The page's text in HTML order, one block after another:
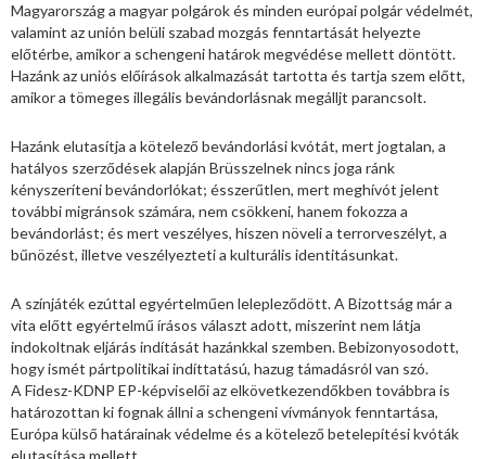
Magyarország a magyar polgárok és minden európai polgár védelmét,
valamint az unión belüli szabad mozgás fenntartását helyezte
előtérbe, amikor a schengeni határok megvédése mellett döntött.
Hazánk az uniós előírások alkalmazását tartotta és tartja szem előtt,
amikor a tömeges illegális bevándorlásnak megálljt parancsolt.
Hazánk elutasítja a kötelező bevándorlási kvótát, mert jogtalan, a
hatályos szerződések alapján Brüsszelnek nincs joga ránk
kényszeríteni bevándorlókat; ésszerűtlen, mert meghívót jelent
további migránsok számára, nem csökkeni, hanem fokozza a
bevándorlást; és mert veszélyes, hiszen növeli a terrorveszélyt, a
bűnözést, illetve veszélyezteti a kulturális identitásunkat.
A színjáték ezúttal egyértelműen lelepleződött. A Bizottság már a
vita előtt egyértelmű írásos választ adott, miszerint nem látja
indokoltnak eljárás indítását hazánkkal szemben. Bebizonyosodott,
hogy ismét pártpolitikai indíttatású, hazug támadásról van szó.
A Fidesz-KDNP EP-képviselői az elkövetkezendőkben továbbra is
határozottan ki fognak állni a schengeni vívmányok fenntartása,
Európa külső határainak védelme és a kötelező betelepítési kvóták
elutasítása mellett.